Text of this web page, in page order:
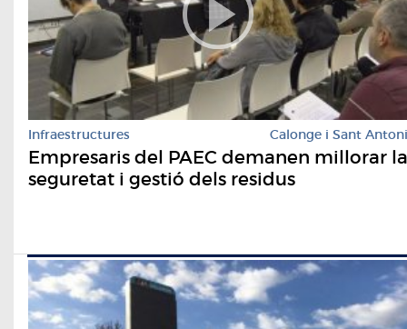
Infraestructures Calonge i Sant Antoni
Empresaris del PAEC demanen millorar la
seguretat i gestió dels residus